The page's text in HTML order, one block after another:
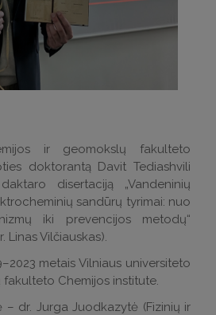
ir geomokslų fakulteto
doktorantą Davit Tediashvili
disertaciją „Vandeninių
sandūrų tyrimai: nuo
iki prevencijos metodų“
Linas Vilčiauskas).
metais Vilniaus universiteto
Chemijos institute.
– dr. Jurga Juodkazytė (Fizinių ir